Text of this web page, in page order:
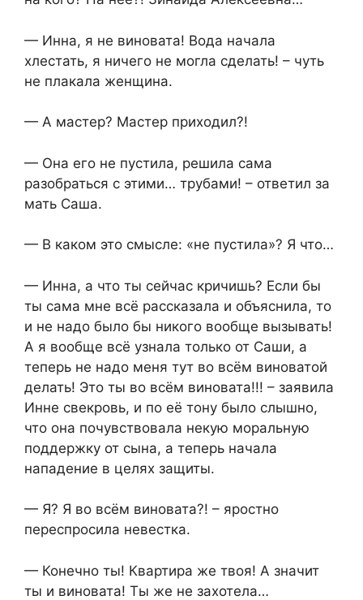
— Инна, я не виновата! Вода начала
хлестать, я ничего не могла сделать! – чуть
не плакала женщина.
— А мастер? Мастер приходил?!
— Она его не пустила, решила сама
разобраться с этими… трубами! – ответил за
мать Саша.
— В каком это смысле: «не пустила»? Я что…
— Инна, а что ты сейчас кричишь? Если бы
ты сама мне всё рассказала и объяснила, то
и не надо было бы никого вообще вызывать!
А я вообще всё узнала только от Саши, а
теперь не надо меня тут во всём виноватой
делать! Это ты во всём виновата!!! – заявила
Инне свекровь, и по её тону было слышно,
что она почувствовала некую моральную
поддержку от сына, а теперь начала
нападение в целях защиты.
— Я? Я во всём виновата?! – яростно
переспросила невестка.
— Конечно ты! Квартира же твоя! А значит
ты и виновата! Ты же не захотела…